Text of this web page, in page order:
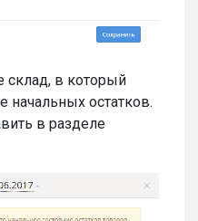
в который
начальных остатков.
в разделе